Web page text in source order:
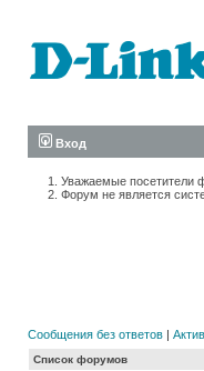
Вход
Уважаемые посетители
Форум не является
Сообщения без ответов |
Список форумов